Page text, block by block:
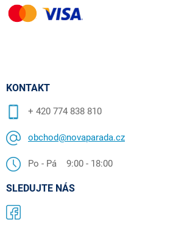
KONTAKT
+ 420 774 838 810
obchod@novaparada.cz
Po - Pá 9:00 - 18:00
SLEDUJTE NÁS